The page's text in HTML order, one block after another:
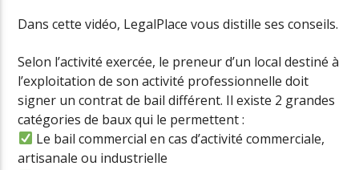
Dans cette vidéo, LegalPlace vous distille ses conseils.
Selon l’activité exercée, le preneur d’un local destiné à
l’exploitation de son activité professionnelle doit
signer un contrat de bail différent. Il existe 2 grandes
catégories de baux qui le permettent :
Le bail commercial en cas d’activité commerciale,
artisanale ou industrielle